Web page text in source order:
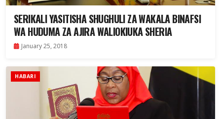
SERIKALI YASITISHA SHUGHULI ZA WAKALA BINAFSI
WA HUDUMA ZA AJIRA WALIOKIUKA SHERIA
January 25, 2018
HABARI